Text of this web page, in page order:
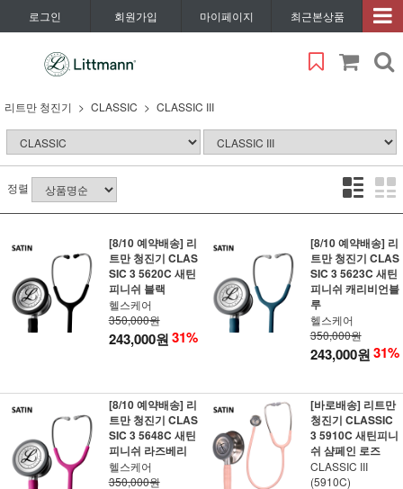
로그인 회원가입 마이페이지 최근본상품
리트만 청진기 CLASSIC CLASSIC III
정렬
[8/10 예약배송] 리
트만 청진기 CLAS
SIC 3 5620C 새틴
피니쉬 블랙
헬스케어
350,000원
243,000원31%
[8/10 예약배송] 리
트만 청진기 CLAS
SIC 3 5623C 새틴
피니쉬 캐리비언블
루
헬스케어
350,000원
243,000원31%
[8/10 예약배송] 리
트만 청진기 CLAS
SIC 3 5648C 새틴
피니쉬 라즈베리
헬스케어
350,000원
[바로배송] 리트만
청진기 CLASSIC
3 5910C 새틴피니
쉬 샴페인 로즈
CLASSIC III
(5910C)